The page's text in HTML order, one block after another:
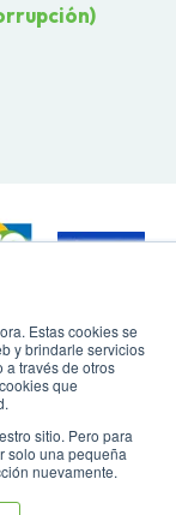
Estas cookies se
y brindarle servicios
a través de otros
que
sitio. Pero para
solo una pequeña
nuevamente.
virtual
utilizar microsoft